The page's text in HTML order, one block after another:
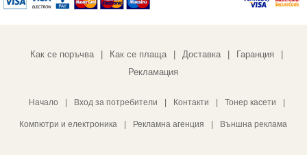
Как се поръчва Как се плаща Доставка Гаранция
Рекламация
Начало | Вход за потребители | Контакти | Тонер касети |
Компютри и електроника | Рекламна агенция | Външна реклама